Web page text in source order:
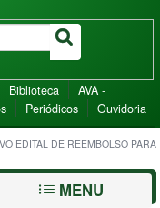
Biblioteca
AVA -
Periódicos Ouvidoria
EDITAL DE REEMBOLSO PARA
MENU